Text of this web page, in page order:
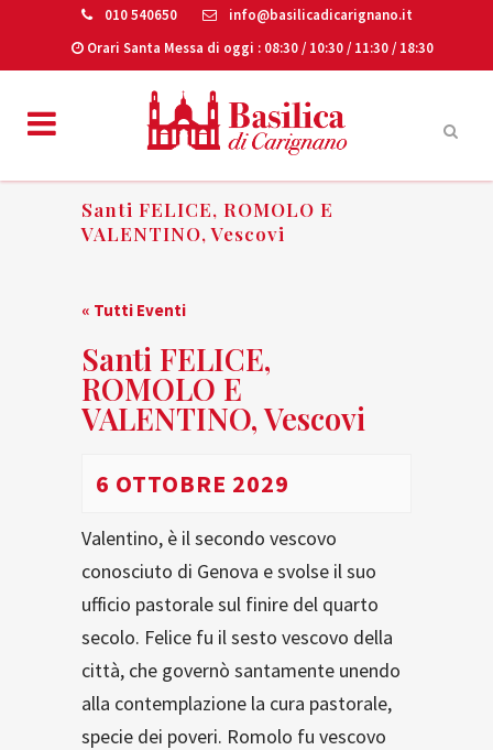
010 540650
info@basilicadicarignano.it
Orari Santa Messa di oggi : 08:30 / 10:30 / 11:30 / 18:30
Santi FELICE, ROMOLO E
VALENTINO, Vescovi
« Tutti Eventi
Santi FELICE,
ROMOLO E
VALENTINO, Vescovi
6 OTTOBRE 2029
Valentino, è il secondo vescovo
conosciuto di Genova e svolse il suo
ufficio pastorale sul finire del quarto
secolo. Felice fu il sesto vescovo della
città, che governò santamente unendo
alla contemplazione la cura pastorale,
specie dei poveri. Romolo fu vescovo